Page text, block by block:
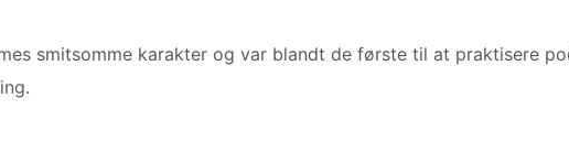
smitsomme karakter og var blandt de første til at praktisere